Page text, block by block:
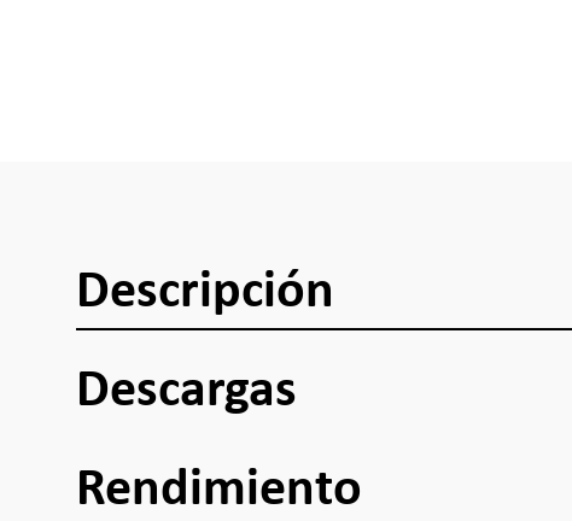
Descripción
Descargas
Rendimiento